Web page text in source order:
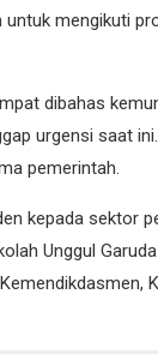
mengikuti
dibahas
urgensi saat
pemerintah.
kepada sektor
Unggul